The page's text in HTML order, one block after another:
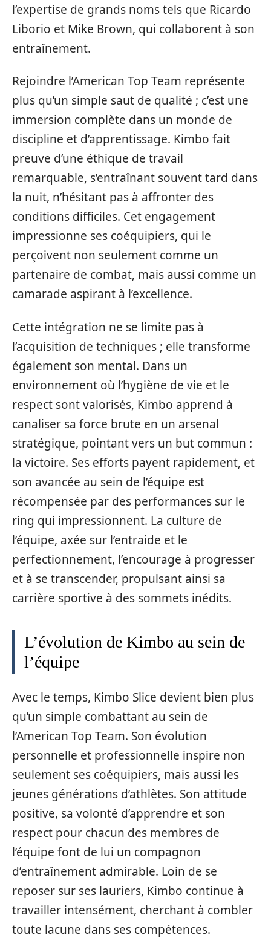
l’expertise de grands noms tels que Ricardo
Liborio et Mike Brown, qui collaborent à son
entraînement.
Rejoindre l’American Top Team représente
plus qu’un simple saut de qualité ; c’est une
immersion complète dans un monde de
discipline et d’apprentissage. Kimbo fait
preuve d’une éthique de travail
remarquable, s’entraînant souvent tard dans
la nuit, n’hésitant pas à affronter des
conditions difficiles. Cet engagement
impressionne ses coéquipiers, qui le
perçoivent non seulement comme un
partenaire de combat, mais aussi comme un
camarade aspirant à l’excellence.
Cette intégration ne se limite pas à
l’acquisition de techniques ; elle transforme
également son mental. Dans un
environnement où l’hygiène de vie et le
respect sont valorisés, Kimbo apprend à
canaliser sa force brute en un arsenal
stratégique, pointant vers un but commun :
la victoire. Ses efforts payent rapidement, et
son avancée au sein de l’équipe est
récompensée par des performances sur le
ring qui impressionnent. La culture de
l’équipe, axée sur l’entraide et le
perfectionnement, l’encourage à progresser
et à se transcender, propulsant ainsi sa
carrière sportive à des sommets inédits.
L’évolution de Kimbo au sein de
l’équipe
Avec le temps, Kimbo Slice devient bien plus
qu’un simple combattant au sein de
l’American Top Team. Son évolution
personnelle et professionnelle inspire non
seulement ses coéquipiers, mais aussi les
jeunes générations d’athlètes. Son attitude
positive, sa volonté d’apprendre et son
respect pour chacun des membres de
l’équipe font de lui un compagnon
d’entraînement admirable. Loin de se
reposer sur ses lauriers, Kimbo continue à
travailler intensément, cherchant à combler
toute lacune dans ses compétences.